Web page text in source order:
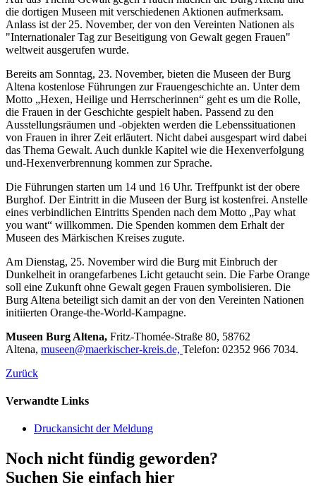
die dortigen Museen mit verschiedenen Aktionen aufmerksam.
Anlass ist der 25. November, der von den Vereinten Nationen als
"Internationaler Tag zur Beseitigung von Gewalt gegen Frauen"
weltweit ausgerufen wurde.
Bereits am Sonntag, 23. November, bieten die Museen der Burg
Altena kostenlose Führungen zur Frauengeschichte an. Unter dem
Motto „Hexen, Heilige und Herrscherinnen“ geht es um die Rolle,
die Frauen in der Geschichte gespielt haben. Passend zu den
Ausstellungsräumen und -objekten werden die Lebenssituationen
von Frauen in ihrer Zeit erläutert. Nicht dabei ausgespart wird dabei
das Thema Gewalt. Auch dunkle Kapitel wie die Hexenverfolgung
und-Hexenverbrennung kommen zur Sprache.
Die Führungen starten um 14 und 16 Uhr. Treffpunkt ist der obere
Burghof. Der Eintritt in die Museen der Burg ist kostenfrei. Anstelle
eines verbindlichen Eintritts Spenden nach dem Motto „Pay what
you want“ willkommen. Die Spenden kommen dem Erhalt der
Museen des Märkischen Kreises zugute.
Am Dienstag, 25. November wird die Burg mit Einbruch der
Dunkelheit in orangefarbenes Licht getaucht sein. Die Farbe Orange
soll eine Zukunft ohne Gewalt gegen Frauen symbolisieren. Die
Burg Altena beteiligt sich damit an der von den Vereinten Nationen
initiierten Orange-the-World-Kampagne.
Museen Burg Altena, Fritz-Thomée-Straße 80, 58762
Altena, museen@​maerkischer-kreis.de, Telefon: 02352 966 7034.
Zurück
Verwandte Links
Druckansicht der Meldung
Noch nicht fündig geworden?
Suchen Sie einfach hier